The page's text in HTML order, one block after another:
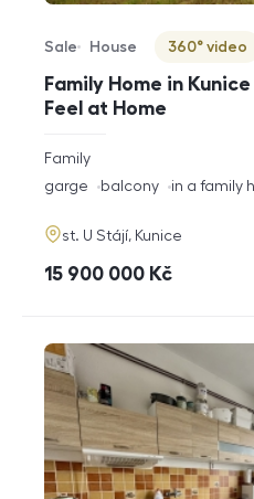
Family Home in
Feel at Home
Offer type
Sale
Property type
House
Virtuální prohlídka
360° video
rozměry
disposition
Family
funkce
garge balcony in a family
adresa
st. U Stájí, Kunice
cena
15 900 000 Kč